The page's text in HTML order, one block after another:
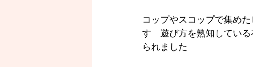
コップやスコップで集め
す　遊び方を熟知してい
られました